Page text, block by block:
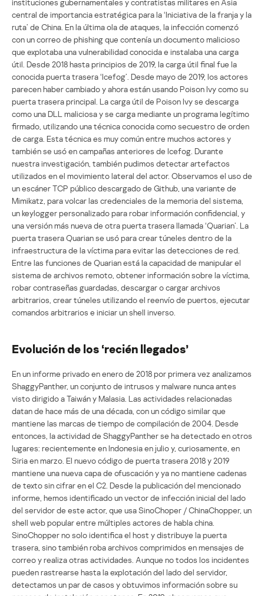
central de importancia estratégica para la ‘Iniciativa de la franja y la
ruta’ de China. En la última ola de ataques, la infección comenzó
con un correo de phishing que contenía un documento malicioso
que explotaba una vulnerabilidad conocida e instalaba una carga
útil. Desde 2018 hasta principios de 2019, la carga útil final fue la
conocida puerta trasera ‘Icefog’. Desde mayo de 2019, los actores
parecen haber cambiado y ahora están usando Poison Ivy como su
puerta trasera principal. La carga útil de Poison Ivy se descarga
como una DLL maliciosa y se carga mediante un programa legítimo
firmado, utilizando una técnica conocida como secuestro de orden
de carga. Esta técnica es muy común entre muchos actores y
también se usó en campañas anteriores de Icefog. Durante
nuestra investigación, también pudimos detectar artefactos
utilizados en el movimiento lateral del actor. Observamos el uso de
un escáner TCP público descargado de Github, una variante de
Mimikatz, para volcar las credenciales de la memoria del sistema,
un keylogger personalizado para robar información confidencial, y
una versión más nueva de otra puerta trasera llamada ‘Quarian’. La
puerta trasera Quarian se usó para crear túneles dentro de la
infraestructura de la víctima para evitar las detecciones de red.
Entre las funciones de Quarian está la capacidad de manipular el
sistema de archivos remoto, obtener información sobre la víctima,
robar contraseñas guardadas, descargar o cargar archivos
arbitrarios, crear túneles utilizando el reenvío de puertos, ejecutar
comandos arbitrarios e iniciar un shell inverso.
Evolución de los ‘recién llegados’
En un informe privado en enero de 2018 por primera vez analizamos
ShaggyPanther, un conjunto de intrusos y malware nunca antes
visto dirigido a Taiwán y Malasia. Las actividades relacionadas
datan de hace más de una década, con un código similar que
mantiene las marcas de tiempo de compilación de 2004. Desde
entonces, la actividad de ShaggyPanther se ha detectado en otros
lugares: recientemente en Indonesia en julio y, curiosamente, en
Siria en marzo. El nuevo código de puerta trasera 2018 y 2019
mantiene una nueva capa de ofuscación y ya no mantiene cadenas
de texto sin cifrar en el C2. Desde la publicación del mencionado
informe, hemos identificado un vector de infección inicial del lado
del servidor de este actor, que usa SinoChoper / ChinaChopper, un
shell web popular entre múltiples actores de habla china.
SinoChopper no solo identifica el host y distribuye la puerta
trasera, sino también roba archivos comprimidos en mensajes de
correo y realiza otras actividades. Aunque no todos los incidentes
pueden rastrearse hasta la explotación del lado del servidor,
detectamos un par de casos y obtuvimos información sobre su